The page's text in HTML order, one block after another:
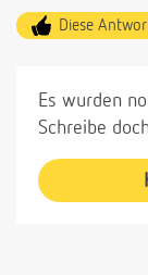
Diese
Es wurden
Schreibe